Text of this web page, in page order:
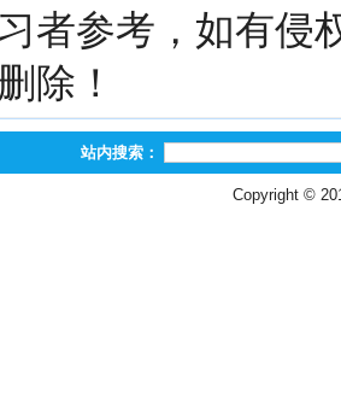
者参考，如有侵
除！
站内搜索：
Copyright ©